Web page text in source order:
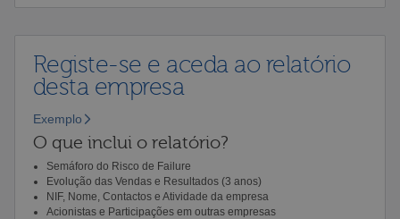
Registe-se e aceda ao relatório
desta empresa
Exemplo
O que inclui o relatório?
Semáforo do Risco de Failure
Evolução das Vendas e Resultados (3 anos)
NIF, Nome, Contactos e Atividade da empresa
Acionistas e Participações em outras empresas